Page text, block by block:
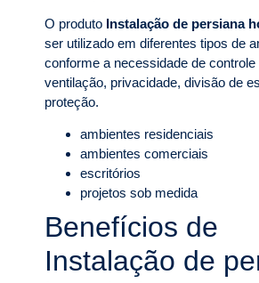
O produto Instalação de persiana
ser utilizado em diferentes tipos de
conforme a necessidade de controle
ventilação, privacidade, divisão de
proteção.
ambientes residenciais
ambientes comerciais
escritórios
projetos sob medida
Benefícios de
Instalação de